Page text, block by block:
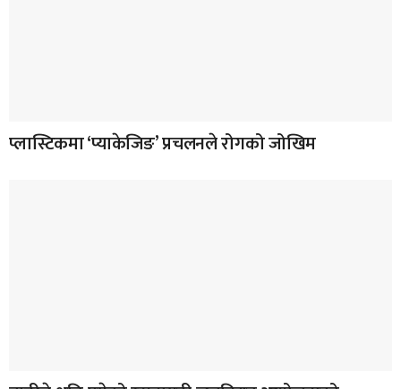
प्लास्टिकमा ‘प्याकेजिङ’ प्रचलनले रोगको जोखिम